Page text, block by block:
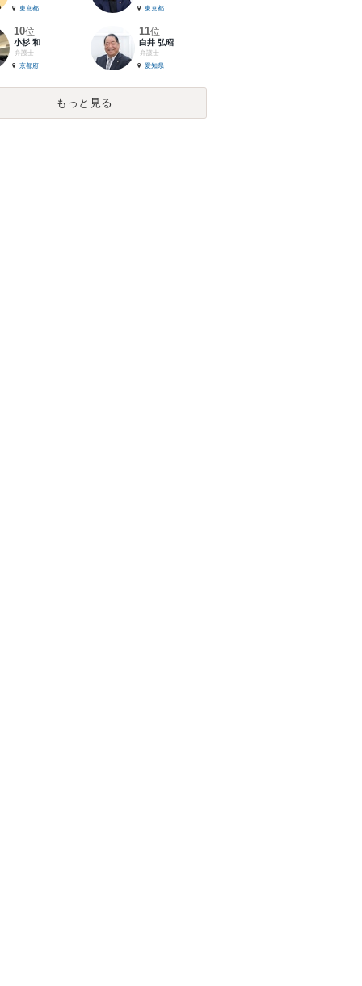
東京都
東京都
10位
小杉 和
弁護士
京都府
11位
白井 弘昭
弁護士
愛知県
もっと見る